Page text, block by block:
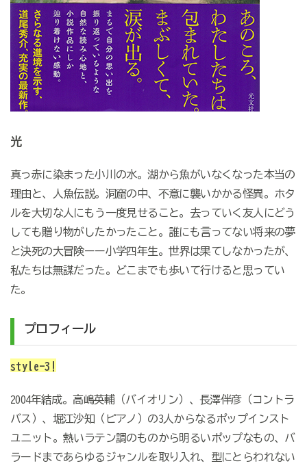
光
真っ赤に染まった小川の水。湖から魚がいなくなった本当の
理由と、人魚伝説。洞窟の中、不意に襲いかかる怪異。ホタ
ルを大切な人にもう一度見せること。去っていく友人にどう
しても贈り物がしたかったこと。誰にも言ってない将来の夢
と決死の大冒険ーー小学四年生。世界は果てしなかったが、
私たちは無謀だった。どこまでも歩いて行けると思ってい
た。
プロフィール
style-3!
2004年結成。高嶋英輔（バイオリン）、長澤伴彦（コントラ
バス）、堀江沙知（ピアノ）の3人からなるポップインスト
ユニット。熱いラテン調のものから明るいポップなもの、バ
ラードまであらゆるジャンルを取り入れ、型にとらわれない